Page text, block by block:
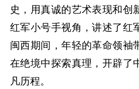
史，用真诚的艺术表现和创
红军小号手视角，讲述了红
闽西期间，年轻的革命领袖
在绝境中探索真理，开辟了
凡历程。